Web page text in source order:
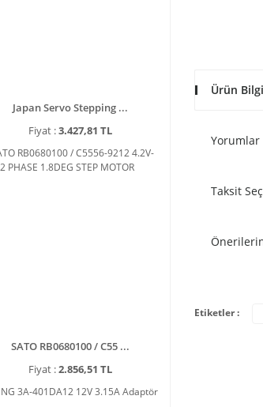
Japan Servo Stepping ...
Fiyat :3.427,81 TL
SATO RB0680100 / C55 ...
Fiyat :2.856,51 TL
Ürün
Yorumlar
Taksit
Etiketler :